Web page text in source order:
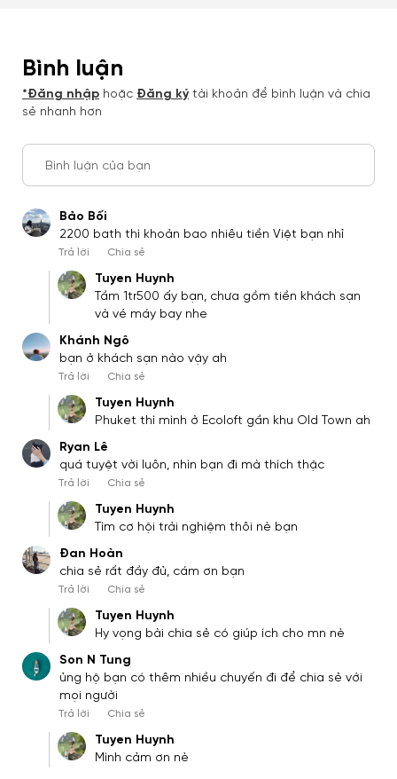
Bình luận
*Đăng nhập hoặc Đăng ký tài khoản để bình luận và chia
sẻ nhanh hơn
Bình luận của bạn
Bảo Bối
2200 bath thì khoản bao nhiêu tiền Việt bạn nhỉ
Trả lời Chia sẻ
Tuyen Huynh
Tầm 1tr500 ấy bạn, chưa gồm tiền khách sạn
và vé máy bay nhe
Khánh Ngô
bạn ở khách sạn nào vậy ah
Trả lời Chia sẻ
Tuyen Huynh
Phuket thì mình ở Ecoloft gần khu Old Town ah
Ryan Lê
quá tuyệt vời luôn, nhìn bạn đi mà thích thậc
Trả lời Chia sẻ
Tuyen Huynh
Tìm cơ hội trải nghiệm thôi nè bạn
Đan Hoàn
chia sẻ rất đầy đủ, cám ơn bạn
Trả lời Chia sẻ
Tuyen Huynh
Hy vọng bài chia sẻ có giúp ích cho mn nè
Son N Tung
ủng hộ bạn có thêm nhiều chuyến đi để chia sẻ với
mọi người
Trả lời Chia sẻ
Tuyen Huynh
Mình cảm ơn nè